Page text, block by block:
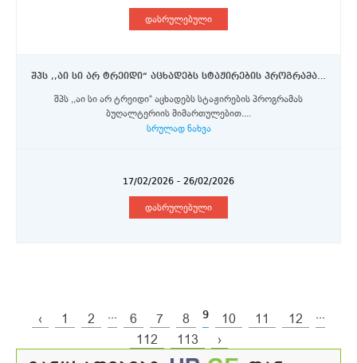
დასრულებული
შპს ,,აი სი არ ტრეიდი“ აცხადებს სტაჟირების პროგრამას ბუღალტერიის მიმართულებით
შპს ,,აი სი არ ტრეიდი“ აცხადებს სტაჟირების პროგრამას
ბუღალტერიის მიმართულებით....
სრულად ნახვა
17/02/2026 - 26/02/2026
დასრულებული
‹ 1 2 ... 6 7 8 9 10 11 12 ...
112 113 ›